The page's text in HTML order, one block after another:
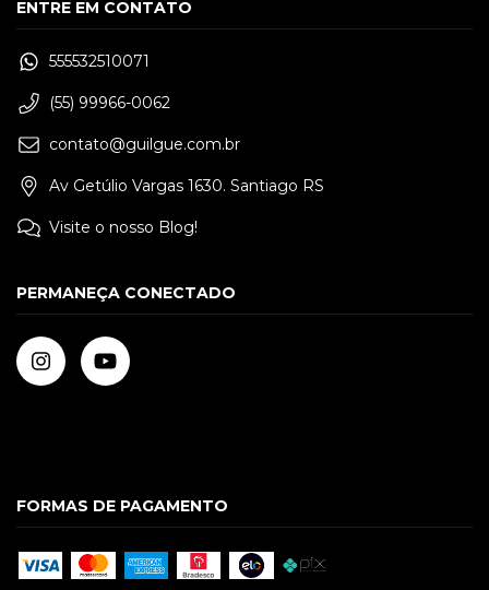
ENTRE EM CONTATO
555532510071
(55) 99966-0062
contato@guilgue.com.br
Av Getúlio Vargas 1630. Santiago RS
Visite o nosso Blog!
PERMANEÇA CONECTADO
FORMAS DE PAGAMENTO